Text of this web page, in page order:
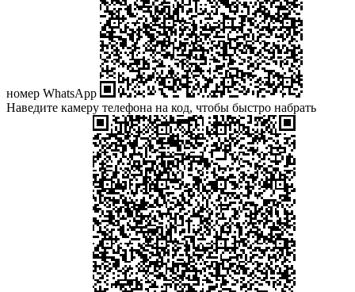
номер WhatsApp
Наведите камеру телефона на код, чтобы быстро набрать